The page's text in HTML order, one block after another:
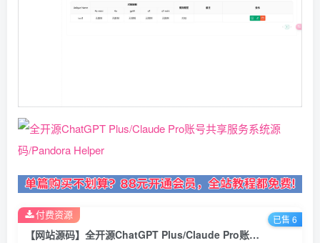
【网站源码】全开源ChatGPT Plus/Claude Pro账号共享服务系统源码/Pandora Helper
付费资源 已售 6